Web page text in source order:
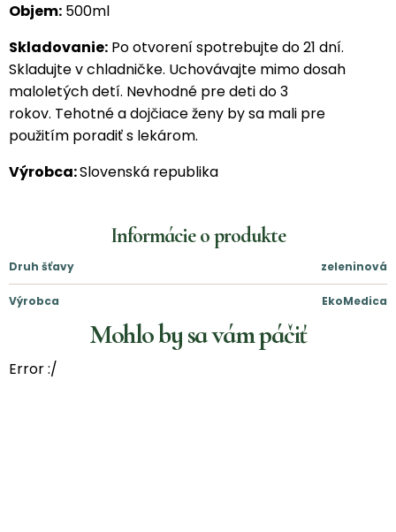
Objem: 500ml
Skladovanie: Po otvorení spotrebujte do 21 dní.
Skladujte v chladničke. Uchovávajte mimo dosah
maloletých detí. Nevhodné pre deti do 3
rokov. Tehotné a dojčiace ženy by sa mali pre
použitím poradiť s lekárom.
Výrobca:Slovenská republika
Informácie o produkte
Druh šťavy zeleninová
Výrobca EkoMedica
Mohlo by sa vám páčiť
Error :/